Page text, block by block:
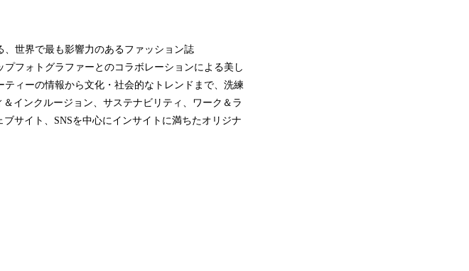
、世界で最も影響力のあるファッション誌
プフォトグラファーとのコラボレーションによる美し
ィーの情報から文化・社会的なトレンドまで、洗練
インクルージョン、サステナビリティ、ワーク＆ラ
サイト、SNSを中心にインサイトに満ちたオリジナ